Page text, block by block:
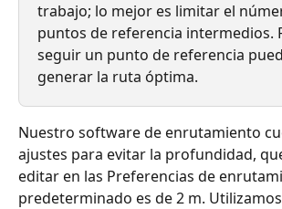
trabajo; lo mejor es limitar el
puntos de referencia intermedios.
seguir un punto de referencia
generar la ruta óptima.
Nuestro software de enrutamiento
ajustes para evitar la profundidad,
editar en las Preferencias de
predeterminado es de 2 m.